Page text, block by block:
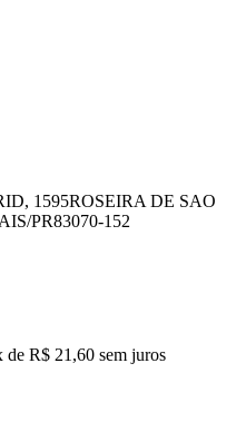
1595ROSEIRA DE SAO
PR83070-152
de R$ 21,60 sem juros